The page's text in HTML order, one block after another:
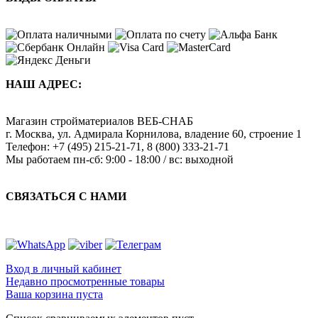
НАШ АДРЕС:
Магазин стройматериалов ВЕБ-СНАБ
г. Москва, ул. Адмирала Корнилова, владение 60, строение 1
Телефон: +7 (495) 215-21-71 , 8 (800) 333-21-71
Мы работаем пн-сб: 9:00 - 18:00 / вс: выходной
СВЯЗАТЬСЯ С НАМИ
Вход в личный кабинет
Недавно просмотренные товары
Ваша корзина пуста